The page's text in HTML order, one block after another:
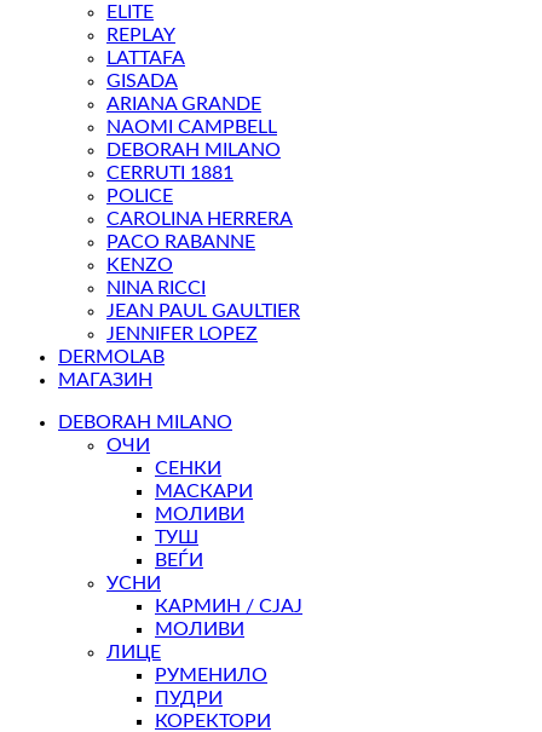
ELITE
REPLAY
LATTAFA
GISADA
ARIANA GRANDE
NAOMI CAMPBELL
DEBORAH MILANO
CERRUTI 1881
POLICE
CAROLINA HERRERA
PACO RABANNE
KENZO
NINA RICCI
JEAN PAUL GAULTIER
JENNIFER LOPEZ
DERMOLAB
МАГАЗИН
DEBORAH MILANO
ОЧИ
СЕНКИ
МАСКАРИ
МОЛИВИ
ТУШ
ВЕЃИ
УСНИ
КАРМИН / СЈАЈ
МОЛИВИ
ЛИЦЕ
РУМЕНИЛО
ПУДРИ
КОРЕКТОРИ